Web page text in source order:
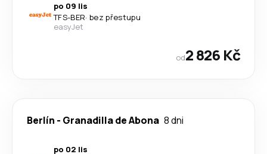
po 09 lis
TFS-BER· bez přestupu
easyJet
od2 826 Kč
Berlín - Granadilla de Abona 8 dni
po 02 lis